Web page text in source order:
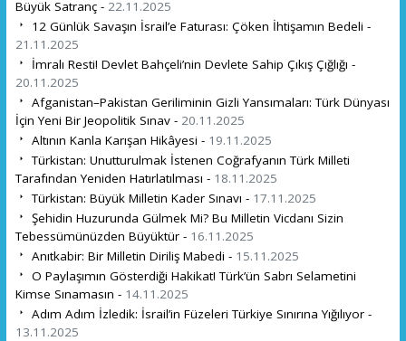
Büyük Satranç - 22.11.2025
12 Günlük Savaşın İsrail’e Faturası: Çöken İhtişamın Bedeli -
21.11.2025
İmralı Resti! Devlet Bahçeli’nin Devlete Sahip Çıkış Çığlığı -
20.11.2025
Afganistan–Pakistan Geriliminin Gizli Yansımaları: Türk Dünyası
İçin Yeni Bir Jeopolitik Sınav - 20.11.2025
Altının Kanla Karışan Hikâyesi - 19.11.2025
Türkistan: Unutturulmak İstenen Coğrafyanın Türk Milleti
Tarafından Yeniden Hatırlatılması - 18.11.2025
Türkistan: Büyük Milletin Kader Sınavı - 17.11.2025
Şehidin Huzurunda Gülmek Mi? Bu Milletin Vicdanı Sizin
Tebessümünüzden Büyüktür - 16.11.2025
Anıtkabir: Bir Milletin Diriliş Mabedi - 15.11.2025
O Paylaşımın Gösterdiği Hakikat! Türk’ün Sabrı Selametini
Kimse Sınamasın - 14.11.2025
Adım Adım İzledik: İsrail’in Füzeleri Türkiye Sınırına Yığılıyor -
13.11.2025